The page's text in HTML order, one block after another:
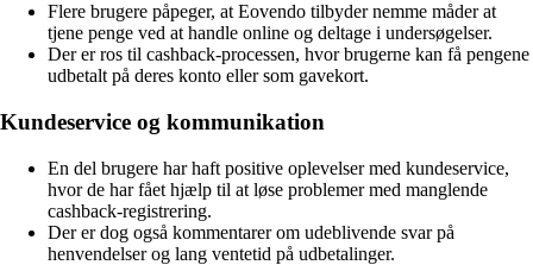
Flere brugere påpeger, at Eovendo tilbyder nemme måder at
tjene penge ved at handle online og deltage i undersøgelser.
Der er ros til cashback-processen, hvor brugerne kan få pengene
udbetalt på deres konto eller som gavekort.
Kundeservice og kommunikation
En del brugere har haft positive oplevelser med kundeservice,
hvor de har fået hjælp til at løse problemer med manglende
cashback-registrering.
Der er dog også kommentarer om udeblivende svar på
henvendelser og lang ventetid på udbetalinger.